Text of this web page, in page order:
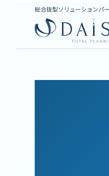
総合抜型ソリューションパ